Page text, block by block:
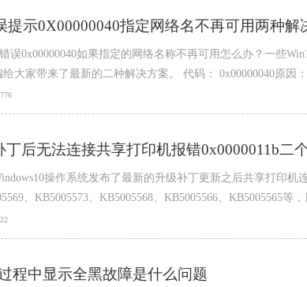
提示0X00000040指定网络名不再可用两种解
误0x00000040如果指定的网络名称不再可用怎么办？一些
给大家带来了最新的二种解决方案。 代码： 0x00000040原
丁后无法连接共享打印机报错0x0000011b二
操作系统发布了最新的升级补丁更新之后共享打印
、KB5005573、KB5005568、KB5005566、KB5005565
程中显示全黑故障是什么问题